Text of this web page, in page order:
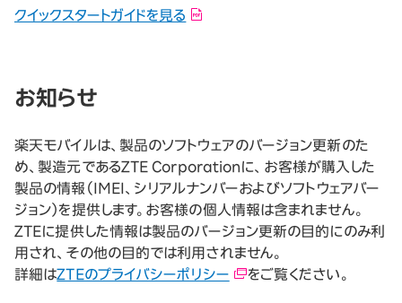
クイックスタートガイドを見る
お知らせ
楽天モバイルは、製品のソフトウェアのバージョン更新のた
め、製造元であるZTE Corporationに、お客様が購入した
製品の情報（IMEI、シリアルナンバーおよびソフトウェアバー
ジョン）を提供します。お客様の個人情報は含まれません。
ZTEに提供した情報は製品のバージョン更新の目的にのみ利
用され、その他の目的では利用されません。
詳細はZTEのプライバシーポリシー をご覧ください。